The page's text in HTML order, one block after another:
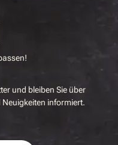
und bleiben Sie über
informiert.